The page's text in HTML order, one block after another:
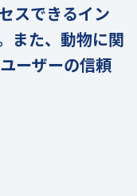
スできるイン
また、動物に関
ーザーの信頼